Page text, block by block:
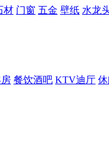
材 门窗 五金 壁纸 水龙
餐饮酒吧 KTV迪厅